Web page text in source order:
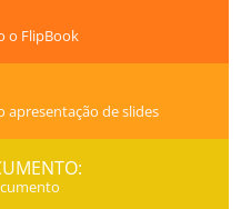
o FlipBook
de slides